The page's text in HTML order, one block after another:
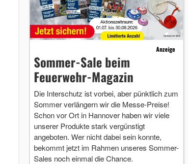
Anzeige
Sommer-Sale beim
Feuerwehr-Magazin
Die Interschutz ist vorbei, aber pünktlich zum
Sommer verlängern wir die Messe-Preise!
Schon vor Ort in Hannover haben wir viele
unserer Produkte stark vergünstigt
angeboten. Wer nicht dabei sein konnte,
bekommt jetzt im Rahmen unseres Sommer-
Sales noch einmal die Chance.